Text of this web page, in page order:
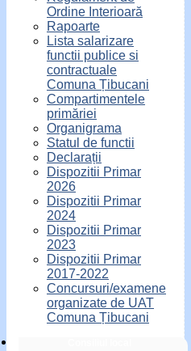
Ordine Interioară
Rapoarte
Lista salarizare
functii publice si
contractuale
Comuna Țibucani
Compartimentele
primăriei
Organigrama
Statul de functii
Declarații
Dispozitii Primar
2026
Dispozitii Primar
2024
Dispozitii Primar
2023
Dispozitii Primar
2017-2022
Concursuri/examene
organizate de UAT
Comuna Țibucani